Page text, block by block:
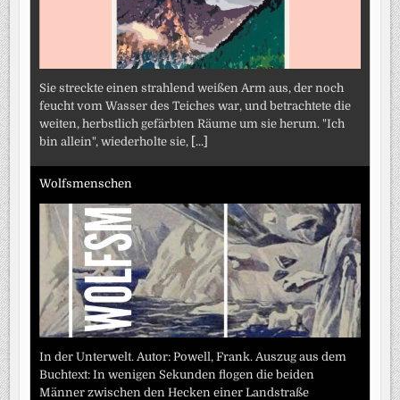
Sie streckte einen strahlend weißen Arm aus, der noch
feucht vom Wasser des Teiches war, und betrachtete die
weiten, herbstlich gefärbten Räume um sie herum. "Ich
bin allein", wiederholte sie, [...]
Wolfsmenschen
In der Unterwelt. Autor: Powell, Frank. Auszug aus dem
Buchtext: In wenigen Sekunden flogen die beiden
Männer zwischen den Hecken einer Landstraße